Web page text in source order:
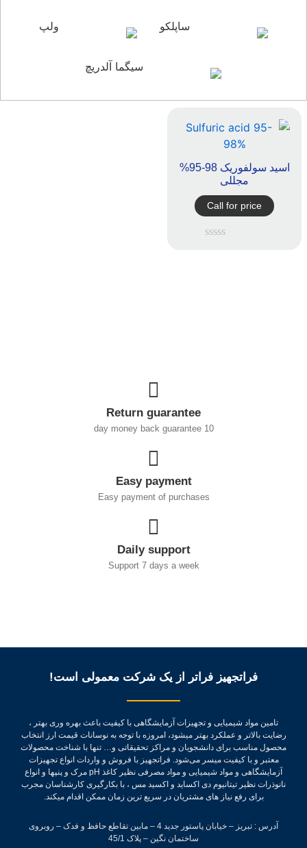
ساپلکو ولپ
سیگما آلدریچ
اسید سولفوریک 98-95%
مجللی
Call for price
Return guarantee
10 day money back guarantee
Easy payment
Easy payment of purchases
Daily support
Support 7 days a week
فراتجهیز فراتر از یک شرکت معمولی است!
تامین مواد شیمیایی و تجهیزات آزمایشگاهی با کیفیت باعث بهره وری بهتر ،
رضایت بالاتر و عملکرد بهتر میشود، امروزه با توجه به نوسانات قیمت ارز انتخاب
محصول مناسب برای دانشجویان و مراکز تحقیقاتی و… تنها با شناخت محصولات
معتبر و با کیفیت میسر می‌شود.فراتجهیز با فروش و واردات انواع تجهیزات
آزمایشگاهی و مواد شیمیایی و مواد مصرفی نظیر کاغذ pH مرک و پنپها و انواع
نانوذرات نظیر تیتانیوم دی اکساید و اکسید مس ، با بکارگیری کارشناسان مجرب
برای رفع نیاز های مشتریان در سریع ترین زمان ممکن اقدام میکند.
آدرس : تبریز – خیابان پاستور جدید 4 – مابین تقاطع حافظ و فدک – روبروی
ساختمان نگین – پلاک 45/1